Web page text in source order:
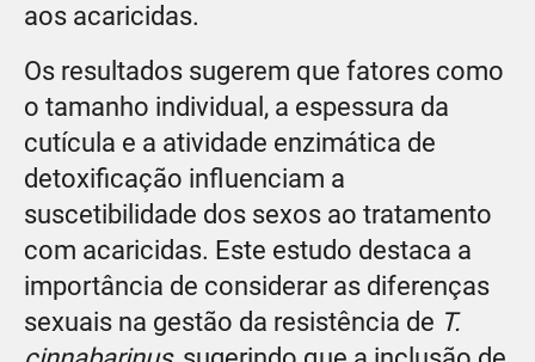
aos acaricidas.
Os resultados sugerem que fatores como
o tamanho individual, a espessura da
cutícula e a atividade enzimática de
detoxificação influenciam a
suscetibilidade dos sexos ao tratamento
com acaricidas. Este estudo destaca a
importância de considerar as diferenças
sexuais na gestão da resistência de T.